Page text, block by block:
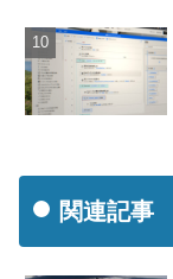
関連記事